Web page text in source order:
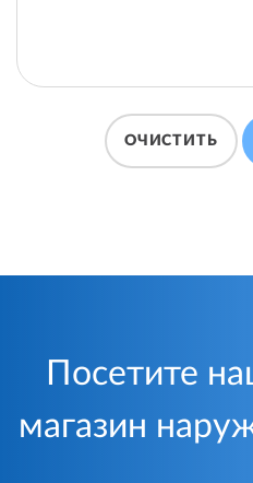
ОЧИСТИТЬ
Посетите
магазин